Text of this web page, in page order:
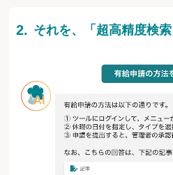
それを、「超高精度検